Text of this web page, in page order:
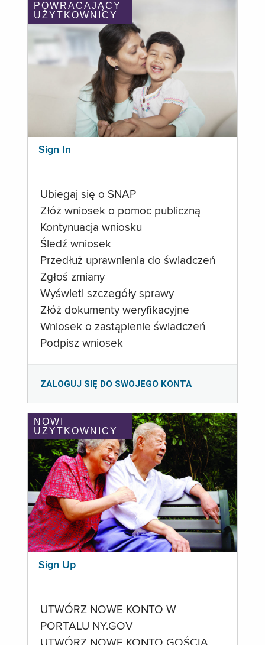
POWRACAJĄCY
UŻYTKOWNICY
Sign In
Ubiegaj się o SNAP
Złóż wniosek o pomoc publiczną
Kontynuacja wniosku
Śledź wniosek
Przedłuż uprawnienia do świadczeń
Zgłoś zmiany
Wyświetl szczegóły sprawy
Złóż dokumenty weryfikacyjne
Wniosek o zastąpienie świadczeń
Podpisz wniosek
ZALOGUJ SIĘ DO SWOJEGO KONTA
NOWI
UŻYTKOWNICY
Sign Up
UTWÓRZ NOWE KONTO W
PORTALU NY.GOV